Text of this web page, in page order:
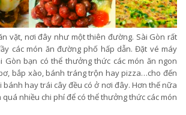
vặt, nơi đây như một thiên đường. Sài Gòn rất
các món ăn đường phố hấp dẫn. Đặt vé máy
Gòn bạn có thể thưởng thức các món ăn ngon
bắp xào, bánh tráng trộn hay pizza…cho đến
bánh hay trái cây đều có ở nơi đây. Hơn thế nữa
nhiều chi phí để có thể thưởng thức các món